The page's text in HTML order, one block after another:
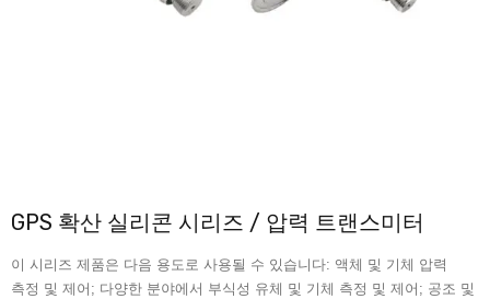
GPS 확산 실리콘 시리즈 / 압력 트랜스미터
이 시리즈 제품은 다음 용도로 사용될 수 있습니다: 액체 및 기체 압력
측정 및 제어; 다양한 분야에서 부식성 유체 및 기체 측정 및 제어; 공조 및